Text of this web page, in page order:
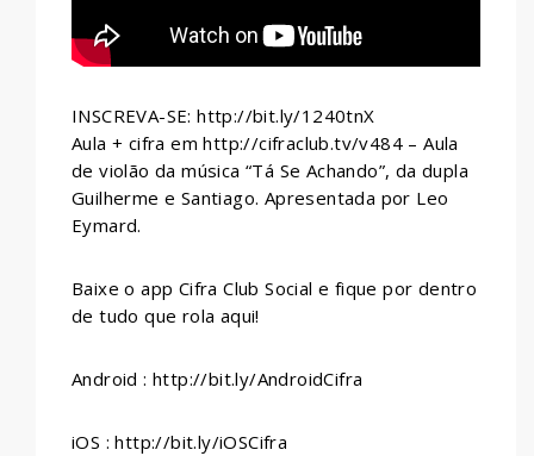
INSCREVA-SE: http://bit.ly/1240tnX
Aula + cifra em http://cifraclub.tv/v484 – Aula
de violão da música “Tá Se Achando”, da dupla
Guilherme e Santiago. Apresentada por Leo
Eymard.
Baixe o app Cifra Club Social e fique por dentro
de tudo que rola aqui!
Android : http://bit.ly/AndroidCifra
iOS : http://bit.ly/iOSCifra